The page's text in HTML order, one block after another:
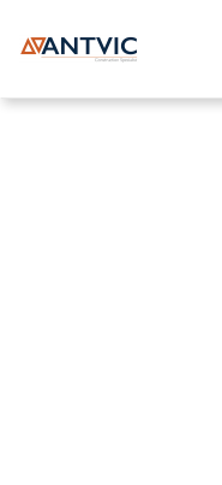
Skip to main content